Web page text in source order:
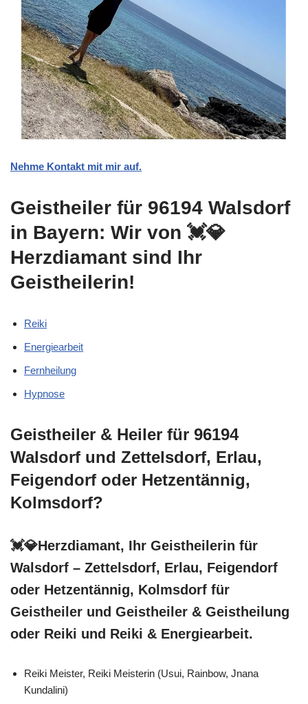
Nehme Kontakt mit mir auf.
Geistheiler für 96194 Walsdorf
in Bayern: Wir von 💓️💎
Herzdiamant sind Ihr
Geistheilerin!
Reiki
Energiearbeit
Fernheilung
Hypnose
Geistheiler & Heiler für 96194
Walsdorf und Zettelsdorf, Erlau,
Feigendorf oder Hetzentännig,
Kolmsdorf?
💓️💎Herzdiamant, Ihr Geistheilerin für
Walsdorf – Zettelsdorf, Erlau, Feigendorf
oder Hetzentännig, Kolmsdorf für
Geistheiler und Geistheiler & Geistheilung
oder Reiki und Reiki & Energiearbeit.
Reiki Meister, Reiki Meisterin (Usui, Rainbow, Jnana
Kundalini)